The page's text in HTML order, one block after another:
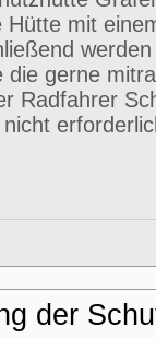
mit
die gerne
Radfahrer
der